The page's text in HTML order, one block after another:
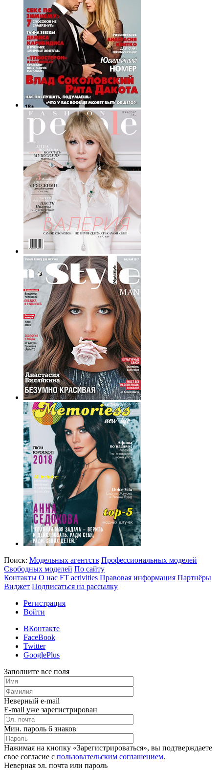
Поиск: Модельных агентств Профессиональных моделей
Свободных моделей По сайту
Контакты О нас FT activities Правовая информация Партнёры
Виджет Подписаться на рассылку
Регистрация
Войти
ВКонтакте
FaceBook
Twitter
GooglePlus
Заполните все поля
Неверный e-mail
E-mail уже зарегистрирован
Мин. пароль 6 знаков
Нажимая на кнопку «Зарегистрироваться», вы подтверждаете
свое согласие с пользовательским соглашением.
Неверная эл. почта или пароль